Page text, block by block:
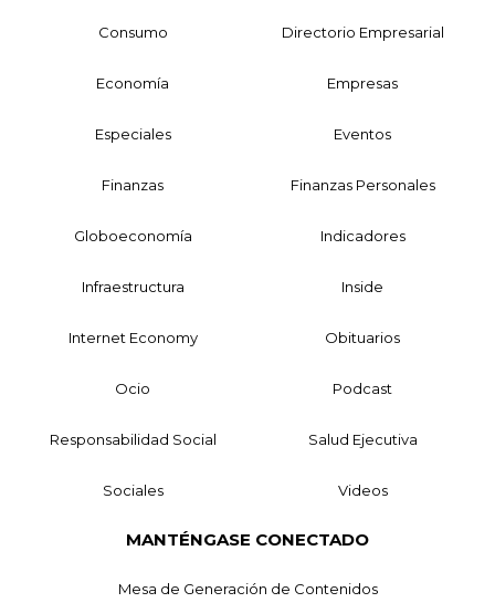
Consumo Directorio Empresarial
Economía Empresas
Especiales Eventos
Finanzas Finanzas Personales
Globoeconomía Indicadores
Infraestructura Inside
Internet Economy Obituarios
Ocio Podcast
Responsabilidad Social Salud Ejecutiva
Sociales Videos
MANTÉNGASE CONECTADO
Mesa de Generación de Contenidos